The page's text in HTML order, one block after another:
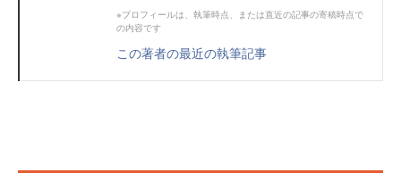
※プロフィールは、執筆時点、または直近の記事の寄稿時点で
の内容です
この著者の最近の執筆記事